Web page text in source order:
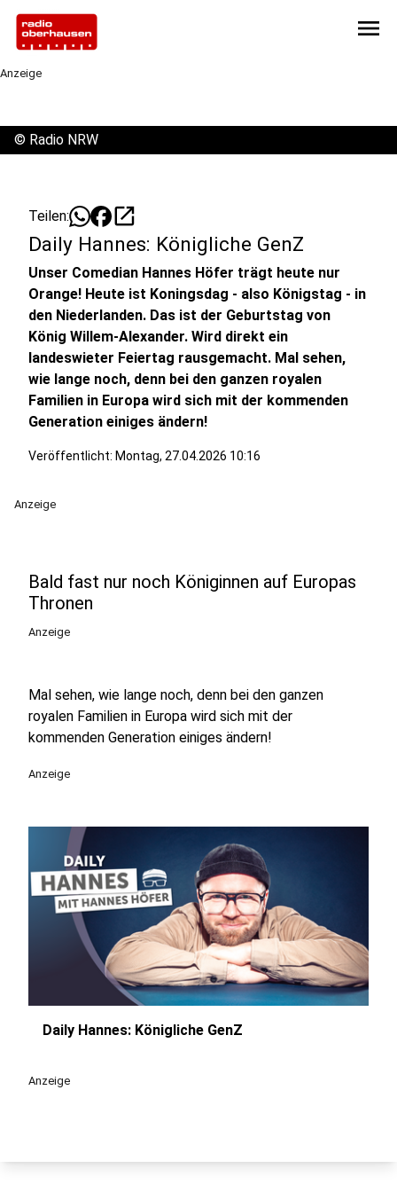
menu
Anzeige
© Radio NRW
Teilen: open_in_new
Daily Hannes: Königliche GenZ
Unser Comedian Hannes Höfer trägt heute nur
Orange! Heute ist Koningsdag - also Königstag - in
den Niederlanden. Das ist der Geburtstag von
König Willem-Alexander. Wird direkt ein
landeswieter Feiertag rausgemacht. Mal sehen,
wie lange noch, denn bei den ganzen royalen
Familien in Europa wird sich mit der kommenden
Generation einiges ändern!
Veröffentlicht: Montag, 27.04.2026 10:16
Anzeige
Bald fast nur noch Königinnen auf Europas
Thronen
Anzeige
Mal sehen, wie lange noch, denn bei den ganzen
royalen Familien in Europa wird sich mit der
kommenden Generation einiges ändern!
Anzeige
Daily Hannes: Königliche GenZ
Anzeige